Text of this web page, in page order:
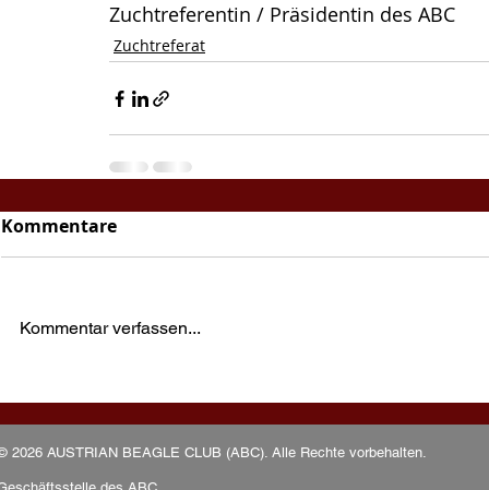
Zuchtreferentin / Präsidentin des ABC
Zuchtreferat
Kommentare
Kommentar verfassen...
2026 AUSTRIAN BEAGLE CLUB (ABC). Alle Rechte vorbehalten.